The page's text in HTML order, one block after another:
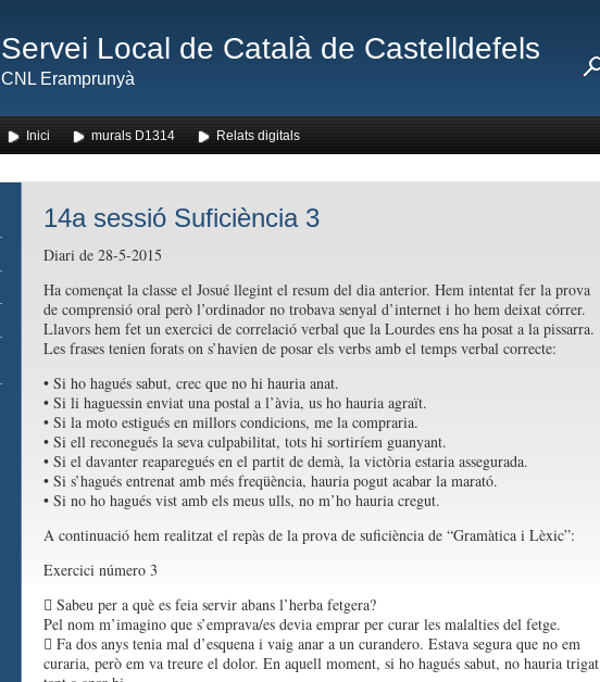
Servei Local de Català de Castelldefels
CNL Eramprunyà
Inici murals D1314 Relats digitals
14a sessió Suficiència 3
Diari de 28-5-2015
Ha començat la classe el Josué llegint el resum del dia anterior. Hem intentat fer la prova
de comprensió oral però l’ordinador no trobava senyal d’internet i ho hem deixat córrer.
Llavors hem fet un exercici de correlació verbal que la Lourdes ens ha posat a la pissarra.
Les frases tenien forats on s’havien de posar els verbs amb el temps verbal correcte:
• Si ho hagués sabut, crec que no hi hauria anat.
• Si li haguessin enviat una postal a l’àvia, us ho hauria agraït.
• Si la moto estigués en millors condicions, me la compraria.
• Si ell reconegués la seva culpabilitat, tots hi sortiríem guanyant.
• Si el davanter reaparegués en el partit de demà, la victòria estaria assegurada.
• Si s’hagués entrenat amb més freqüència, hauria pogut acabar la marató.
• Si no ho hagués vist amb els meus ulls, no m’ho hauria cregut.
A continuació hem realitzat el repàs de la prova de suficiència de “Gramàtica i Lèxic”:
Exercici número 3
 Sabeu per a què es feia servir abans l’herba fetgera?
Pel nom m’imagino que s’emprava/es devia emprar per curar les malalties del fetge.
 Fa dos anys tenia mal d’esquena i vaig anar a un curandero. Estava segura que no em
curaria, però em va treure el dolor. En aquell moment, si ho hagués sabut, no hauria trigat